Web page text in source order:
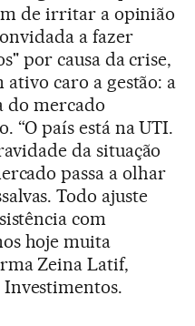
de irritar a opinião
a fazer
por causa da crise,
ativo caro a gestão: a
do mercado
“O país está na UTI.
da situação
passa a olhar
Todo ajuste
com
hoje muita
Zeina Latif,
Investimentos.